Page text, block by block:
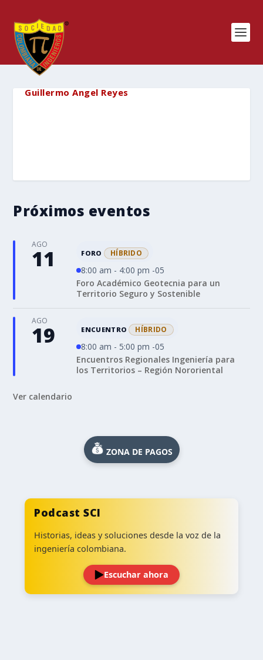
Guillermo Angel Reyes
Próximos eventos
AGO
11 FORO HÍBRIDO
8:00 am - 4:00 pm -05
Foro Académico Geotecnia para un
Territorio Seguro y Sostenible
AGO
19 ENCUENTRO HÍBRIDO
8:00 am - 5:00 pm -05
Encuentros Regionales Ingeniería para
los Territorios – Región Nororiental
Ver calendario
ZONA DE PAGOS
Podcast SCI
Historias, ideas y soluciones desde la voz de la
ingeniería colombiana.
Escuchar ahora